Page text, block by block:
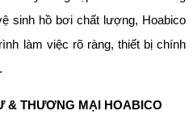
sinh hồ bơi chất lượng, Hoabico
làm việc rõ ràng, thiết bị chính
& THƯƠNG MẠI HOABICO